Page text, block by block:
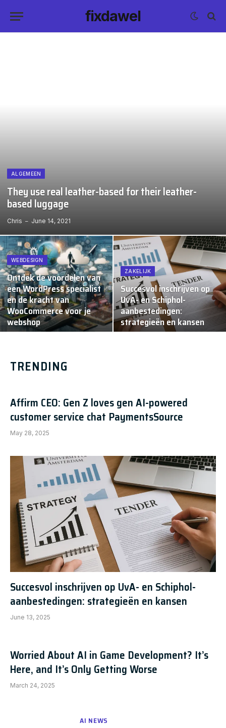
fixdawel
ALGEMEEN
They use real leather-based for their leather-
based luggage
Chris June 14, 2021
WEBDESIGN
Ontdek de voordelen van
een WordPress specialist
en de kracht van
WooCommerce voor je
webshop
ZAKELIJK
Succesvol inschrijven op
UvA- en Schiphol-
aanbestedingen:
strategieën en kansen
TRENDING
Affirm CEO: Gen Z loves gen AI-powered
customer service chat PaymentsSource
May 28, 2025
Succesvol inschrijven op UvA- en Schiphol-
aanbestedingen: strategieën en kansen
June 13, 2025
Worried About AI in Game Development? It’s
Here, and It’s Only Getting Worse
March 24, 2025
AI NEWS